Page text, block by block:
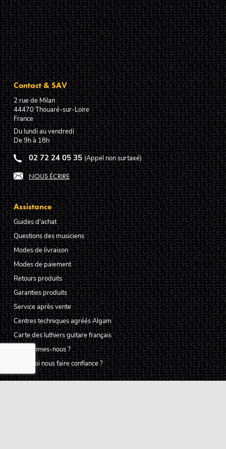
Contact & SAV
2 rue de Milan
44470Thouaré-sur-Loire
France
Du lundi au vendredi
De 9h à 18h
02 72 24 05 35 (Appel non surtaxé)
NOUS ÉCRIRE
Assistance
Guides d'achat
Questions des musiciens
Modes de livraison
Modes de paiement
Retours produits
Garanties produits
Service après vente
Centres techniques agréés Algam
Carte des luthiers guitare français
Qui sommes-nous ?
Pourquoi nous faire confiance ?